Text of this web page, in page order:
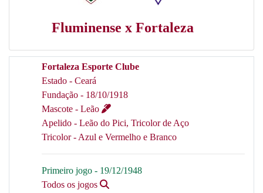
Fluminense x Fortaleza
Fortaleza Esporte Clube
Estado - Ceará
Fundação - 18/10/1918
Mascote - Leão
Apelido - Leão do Pici, Tricolor de Aço
Tricolor - Azul e Vermelho e Branco
Primeiro jogo - 19/12/1948
Todos os jogos